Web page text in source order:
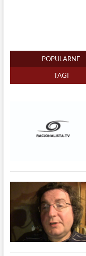
POPULARNE
TAGI